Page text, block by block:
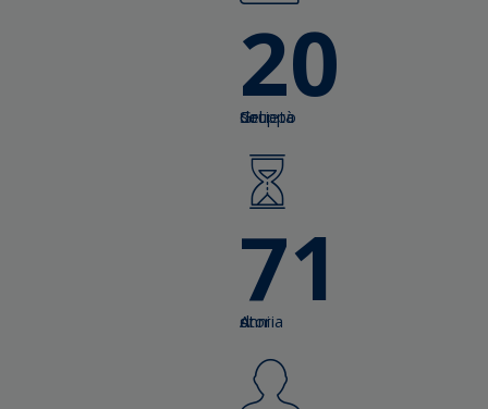
20
Società del Gruppo
71
Anni di storia